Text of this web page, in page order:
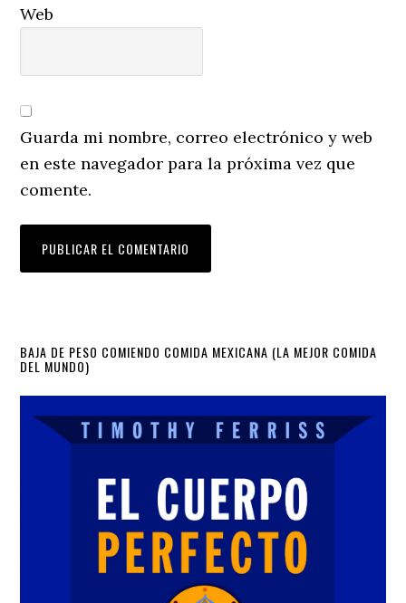
Web
Guarda mi nombre, correo electrónico y web
en este navegador para la próxima vez que
comente.
Primary
Sidebar
BAJA DE PESO COMIENDO COMIDA MEXICANA (LA MEJOR COMIDA
DEL MUNDO)